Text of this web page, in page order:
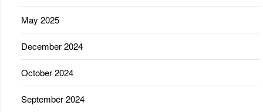
May 2025
December 2024
October 2024
September 2024